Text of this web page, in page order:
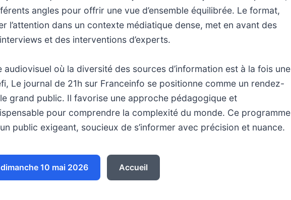
angles pour offrir une vue d’ensemble équilibrée. Le format,
l’attention dans un contexte médiatique dense, met en avant des
et des interventions d’experts.
audiovisuel où la diversité des sources d’information est à la fois une
Le journal de 21h sur Franceinfo se positionne comme un rendez-
grand public. Il favorise une approche pédagogique et
pour comprendre la complexité du monde. Ce programme
un public exigeant, soucieux de s’informer avec précision et nuance.
10 mai 2026 Accueil